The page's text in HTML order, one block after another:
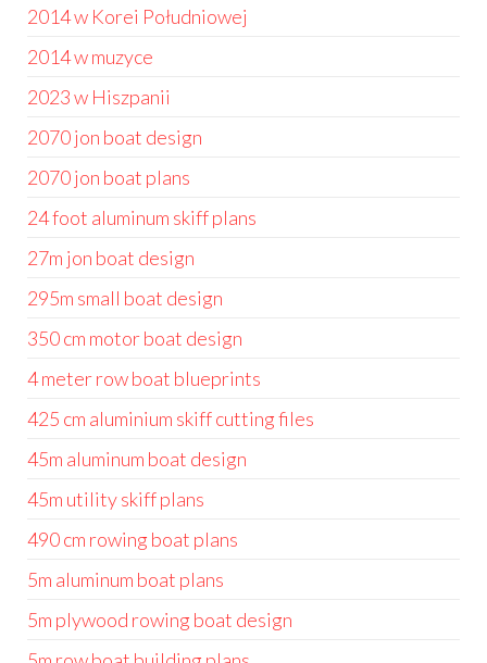
2014 w Korei Południowej
2014 w muzyce
2023 w Hiszpanii
2070 jon boat design
2070 jon boat plans
24 foot aluminum skiff plans
27m jon boat design
295m small boat design
350 cm motor boat design
4 meter row boat blueprints
425 cm aluminium skiff cutting files
45m aluminum boat design
45m utility skiff plans
490 cm rowing boat plans
5m aluminum boat plans
5m plywood rowing boat design